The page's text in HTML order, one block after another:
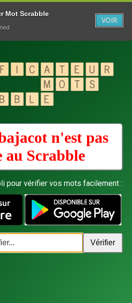
n'est pas
au Scrabble
pour vérifier vos mots facilement :
Mot Scrabble
VOIR